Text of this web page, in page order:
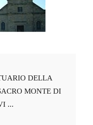
DELLA
MONTE DI
...